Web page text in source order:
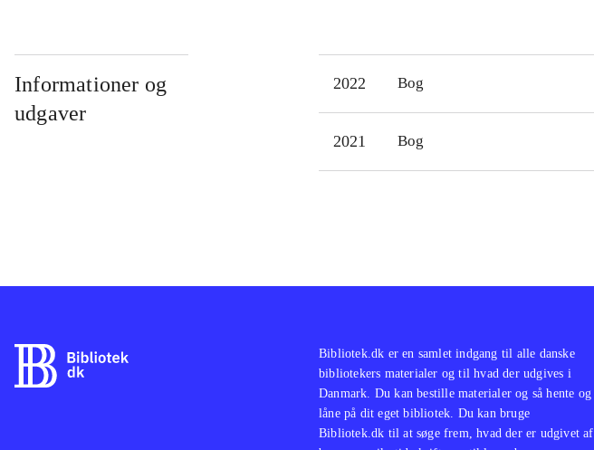
Informationer og
udgaver
2022 Bog
2021 Bog
Bibliotek.dk er en samlet indgang til alle danske
bibliotekers materialer og til hvad der udgives i
Danmark. Du kan bestille materialer og så hente og
låne på dit eget bibliotek. Du kan bruge
Bibliotek.dk til at søge frem, hvad der er udgivet af